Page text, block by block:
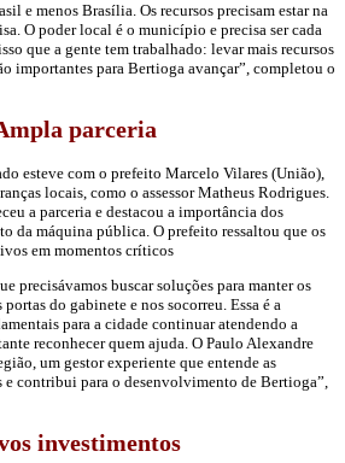
e menos Brasília. Os recursos precisam estar na
O poder local é o município e precisa ser cada
que a gente tem trabalhado: levar mais recursos
importantes para Bertioga avançar”, completou o
parceria
esteve com o prefeito Marcelo Vilares (União),
locais, como o assessor Matheus Rodrigues.
a parceria e destacou a importância dos
da máquina pública. O prefeito ressaltou que os
em momentos críticos
precisávamos buscar soluções para manter os
do gabinete e nos socorreu. Essa é a
para a cidade continuar atendendo a
reconhecer quem ajuda. O Paulo Alexandre
um gestor experiente que entende as
e contribui para o desenvolvimento de Bertioga”,
investimentos